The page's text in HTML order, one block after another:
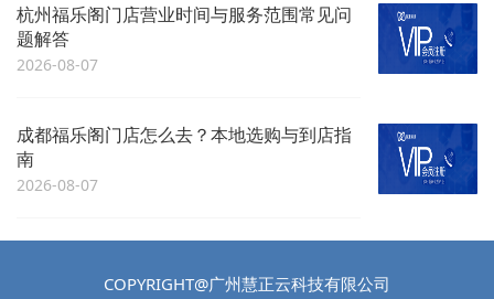
杭州福乐阁门店营业时间与服务范围常见问
题解答
2026-08-07
成都福乐阁门店怎么去？本地选购与到店指
南
2026-08-07
COPYRIGHT@广州慧正云科技有限公司